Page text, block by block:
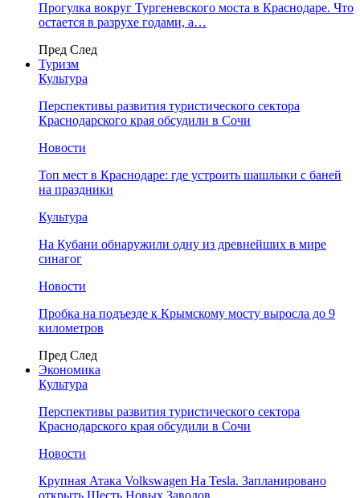
Прогулка вокруг Тургеневского моста в Краснодаре. Что
остается в разрухе годами, а…
Пред След
Туризм
Культура
Перспективы развития туристического сектора
Краснодарского края обсудили в Сочи
Новости
Топ мест в Краснодаре: где устроить шашлыки с баней
на праздники
Культура
На Кубани обнаружили одну из древнейших в мире
синагог
Новости
Пробка на подъезде к Крымскому мосту выросла до 9
километров
Пред След
Экономика
Культура
Перспективы развития туристического сектора
Краснодарского края обсудили в Сочи
Новости
Крупная Атака Volkswagen На Tesla. Запланировано
открыть Шесть Новых Заводов